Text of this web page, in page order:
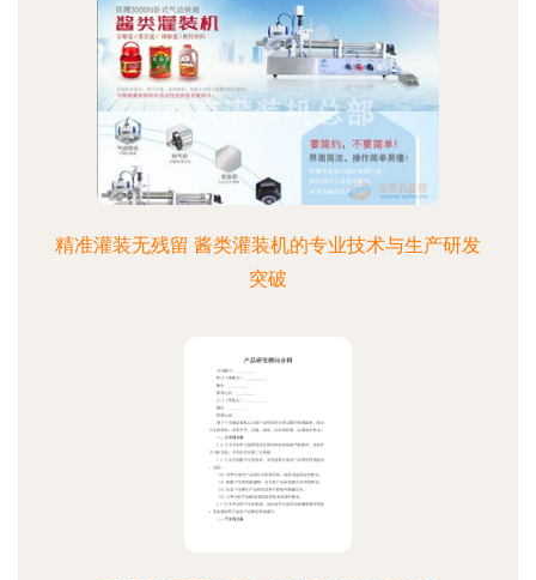
精准灌装无残留 酱类灌装机的专业技术与生产研发
突破